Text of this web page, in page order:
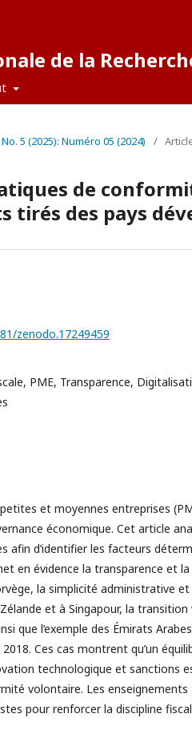
de la
5 (2025): Numéro 05 (2024) /
de
tirés des pays
zenodo.17249459
PME, Transparence,
et moyennes entreprises
économique. Cet article
afin d’identifier les facteurs
en évidence la transparence et
la simplicité administrative et
et à Singapour, la transition
que l’exemple des Émirats
Ces cas montrent qu’un
technologique et sanctions
volontaire. Les enseignements
pour renforcer la discipline